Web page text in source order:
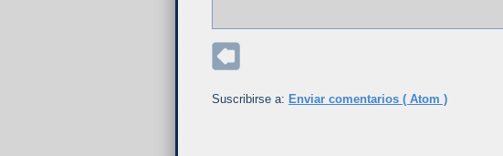
Suscribirse a: Enviar comentarios ( Atom )